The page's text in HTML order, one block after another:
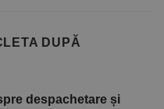
DUPĂ
despachetare și